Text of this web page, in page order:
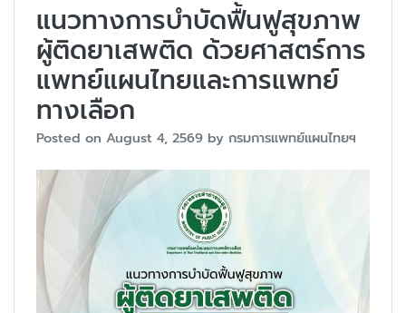
แนวทางการบำบัดฟื้นฟูสุขภาพ
ผู้ติดยาเสพติด ด้วยศาสตร์การ
แพทย์แผนไทยและการแพทย์
ทางเลือก
Posted on August 4, 2569 by กรมการแพทย์แผนไทยฯ